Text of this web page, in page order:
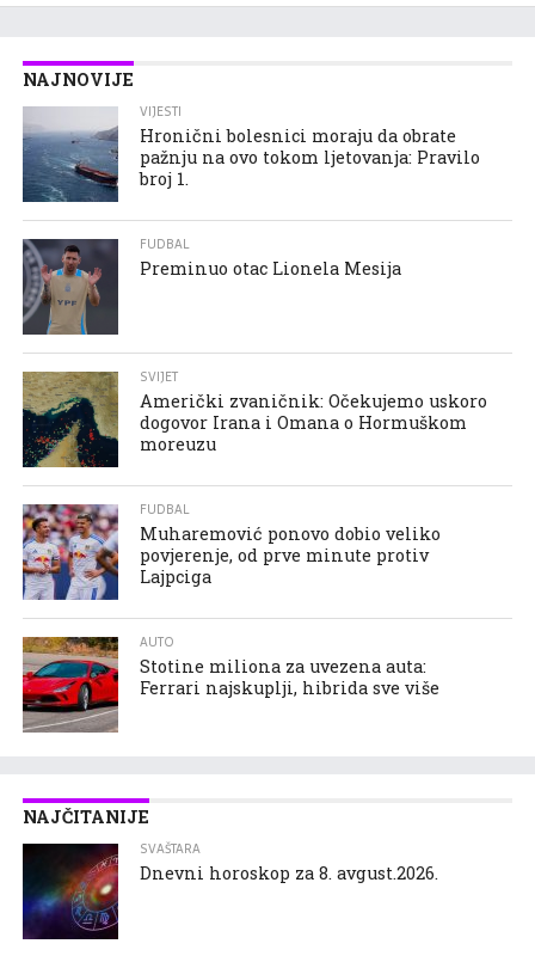
NAJNOVIJE
VIJESTI
Hronični bolesnici moraju da obrate
pažnju na ovo tokom ljetovanja: Pravilo
broj 1.
FUDBAL
Preminuo otac Lionela Mesija
SVIJET
Američki zvaničnik: Očekujemo uskoro
dogovor Irana i Omana o Hormuškom
moreuzu
FUDBAL
Muharemović ponovo dobio veliko
povjerenje, od prve minute protiv
Lajpciga
AUTO
Stotine miliona za uvezena auta:
Ferrari najskuplji, hibrida sve više
NAJČITANIJE
SVAŠTARA
Dnevni horoskop za 8. avgust.2026.